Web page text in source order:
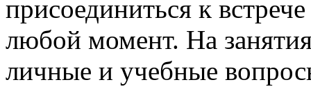
присоединиться к
любой момент. На
личные и учебные